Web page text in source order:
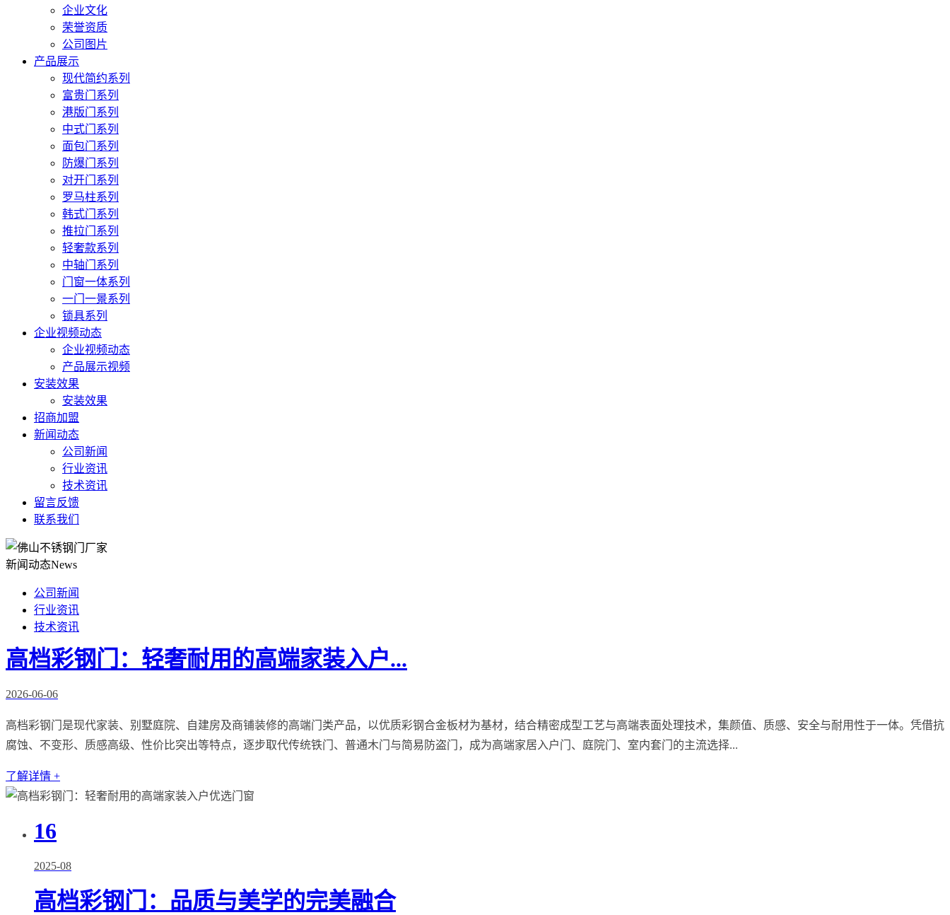
企业文化
荣誉资质
公司图片
产品展示
现代简约系列
富贵门系列
港版门系列
中式门系列
面包门系列
防爆门系列
对开门系列
罗马柱系列
韩式门系列
推拉门系列
轻奢款系列
中轴门系列
门窗一体系列
一门一景系列
锁具系列
企业视频动态
企业视频动态
产品展示视频
安装效果
安装效果
招商加盟
新闻动态
公司新闻
行业资讯
技术资讯
留言反馈
联系我们
新闻动态News
公司新闻
行业资讯
技术资讯
高档彩钢门：轻奢耐用的高端家装入户...
2026-06-06
高档彩钢门是现代家装、别墅庭院、自建房及商铺装修的高端门类产品，以优质彩钢合金板材为基材，结合精密成型工艺与高端表面处理技术，集颜值、质感、安全与耐用性于一体。凭借抗
腐蚀、不变形、质感高级、性价比突出等特点，逐步取代传统铁门、普通木门与简易防盗门，成为高端家居入户门、庭院门、室内套门的主流选择...
了解详情 +
16
2025-08
高档彩钢门：品质与美学的完美融合